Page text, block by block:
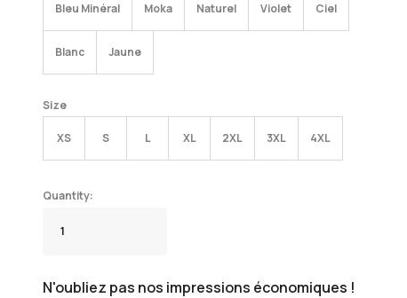
Bleu Minéral Moka Naturel Violet Ciel
Blanc Jaune
Size
XS S L XL 2XL 3XL 4XL
N'oubliez pas nos impressions économiques !